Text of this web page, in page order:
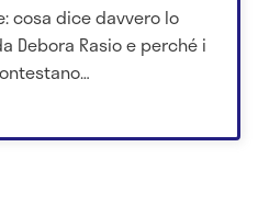
cosa dice davvero lo
Debora Rasio e perché i
delle evidenze